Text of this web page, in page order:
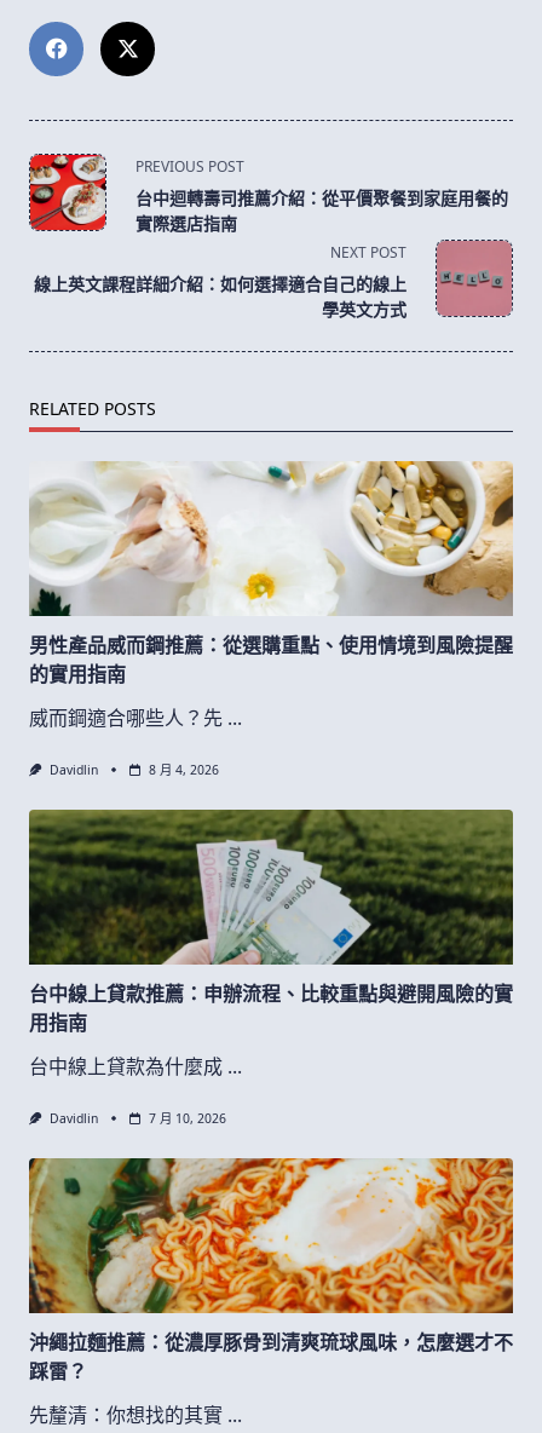
<span
class="nav-
subtitle
reader-
PREVIOUS POST
台中迴轉壽司推薦介紹：從平價聚餐到家庭用餐的
實際選店指南
NEXT POST
線上英文課程詳細介紹：如何選擇適合自己的線上
學英文方式
RELATED POSTS
男性產品威而鋼推薦：從選購重點、使用情境到風險提醒
的實用指南
威而鋼適合哪些人？先 ...
Davidlin 8 月 4, 2026
台中線上貸款推薦：申辦流程、比較重點與避開風險的實
用指南
台中線上貸款為什麼成 ...
Davidlin 7 月 10, 2026
沖繩拉麵推薦：從濃厚豚骨到清爽琉球風味，怎麼選才不
踩雷？
先釐清：你想找的其實 ...